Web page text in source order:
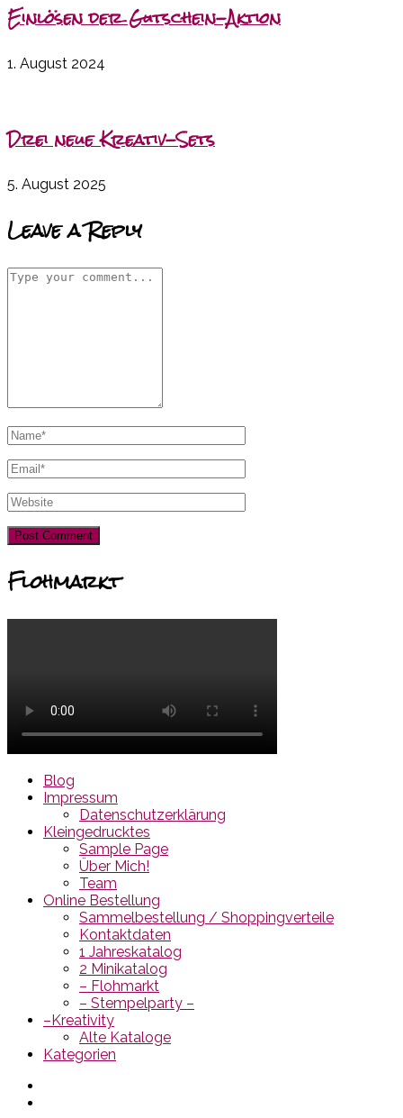
Einlösen der Gutschein-Aktion
1. August 2024
Drei neue Kreativ-Sets
5. August 2025
Leave a Reply
Flohmarkt
Blog
Impressum
Datenschutzerklärung
Kleingedrucktes
Sample Page
Über Mich!
Team
Online Bestellung
Sammelbestellung / Shoppingverteile
Kontaktdaten
1 Jahreskatalog
2 Minikatalog
– Flohmarkt
– Stempelparty –
–Kreativity
Alte Kataloge
Kategorien